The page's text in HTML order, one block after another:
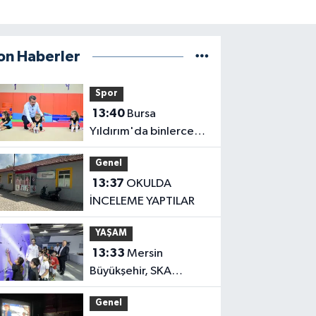
Haberler
Spor
13:40
Yıldırım'da binlerce
çocuk Yaz Spor
Okullarında buluşuyor
Genel
13:37
İNCELEME YAPTILAR
YAŞAM
13:33 Mersin
Büyükşehir, SKA
Endeksi'nde birinci
oldu
Genel